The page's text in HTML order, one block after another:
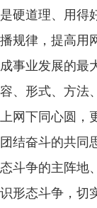
是硬道理、用得
播规律，提高用
成事业发展的最
容、形式、方法
上网下同心圆
团结奋斗的共同
态斗争的主阵地
识形态斗争，切